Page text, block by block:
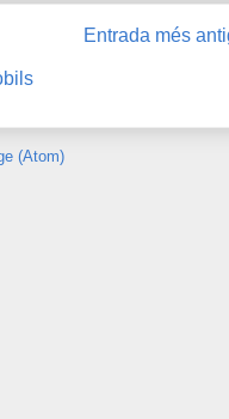
Entrada més
(Atom)